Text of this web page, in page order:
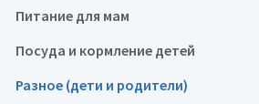
Питание для мам
Посуда и кормление детей
Разное (дети и родители)